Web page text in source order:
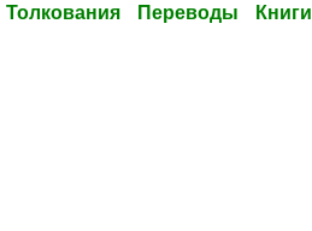
Толкования Переводы Книги